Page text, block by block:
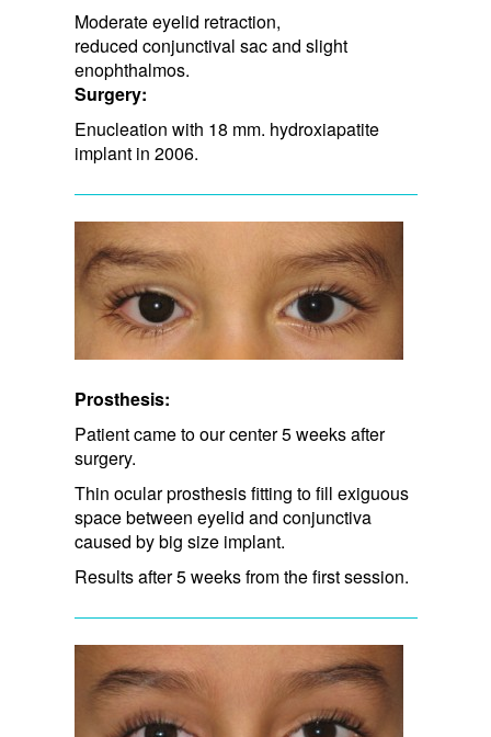
Moderate eyelid retraction, ​
reduced conjunctival sac and slight
enophthalmos.
Surgery:
Enucleation with 18 mm. hydroxiapatite
implant in 2006.
Prosthesis:
Patient came to our center 5 weeks after
surgery.
Thin ocular prosthesis fitting to fill exiguous
space between eyelid and conjunctiva
caused by big size implant.
Results after 5 weeks from the first session.